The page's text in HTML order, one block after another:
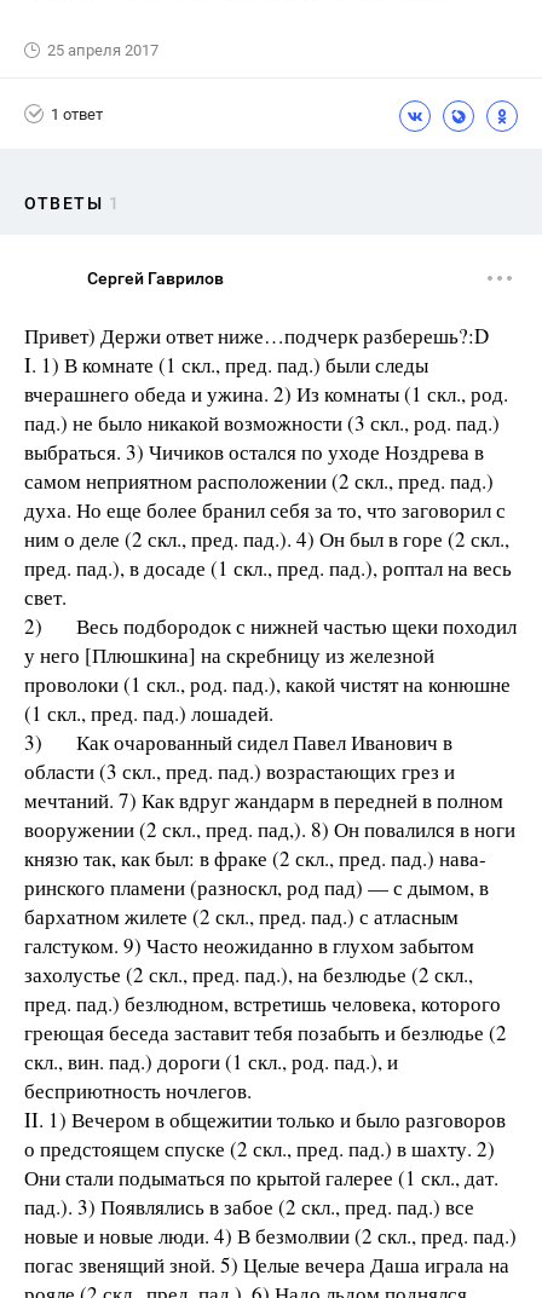
25 апреля 2017
1 ответ
ОТВЕТЫ 1
Сергей Гаврилов
Привет) Держи ответ ниже…подчерк разберешь?:D
I. 1) В комнате (1 скл., пред. пад.) были следы
вчерашнего обеда и ужина. 2) Из комнаты (1 скл., род.
пад.) не было никакой возможности (3 скл., род. пад.)
выбраться. 3) Чичиков остался по уходе Ноздрева в
самом неприятном расположении (2 скл., пред. пад.)
духа. Но еще более бранил себя за то, что заговорил с
ним о деле (2 скл., пред. пад.). 4) Он был в горе (2 скл.,
пред. пад.), в досаде (1 скл., пред. пад.), роптал на весь
свет.
2) Весь подбородок с нижней частью щеки походил
у него [Плюшкина] на скребницу из железной
проволоки (1 скл., род. пад.), какой чистят на конюшне
(1 скл., пред. пад.) лошадей.
3) Как очарованный сидел Павел Иванович в
области (3 скл., пред. пад.) возрастающих грез и
мечтаний. 7) Как вдруг жандарм в передней в полном
вооружении (2 скл., пред. пад,). 8) Он повалился в ноги
князю так, как был: в фраке (2 скл., пред. пад.) нава-
ринского пламени (разноскл, род пад) — с дымом, в
бархатном жилете (2 скл., пред. пад.) с атласным
галстуком. 9) Часто неожиданно в глухом забытом
захолустье (2 скл., пред. пад.), на безлюдье (2 скл.,
пред. пад.) безлюдном, встретишь человека, которого
греющая беседа заставит тебя позабыть и безлюдье (2
скл., вин. пад.) дороги (1 скл., род. пад.), и
бесприютность ночлегов.
II. 1) Вечером в общежитии только и было разговоров
о предстоящем спуске (2 скл., пред. пад.) в шахту. 2)
Они стали подыматься по крытой галерее (1 скл., дат.
пад.). 3) Появлялись в забое (2 скл., пред. пад.) все
новые и новые люди. 4) В безмолвии (2 скл., пред. пад.)
погас звенящий зной. 5) Целые вечера Даша играла на